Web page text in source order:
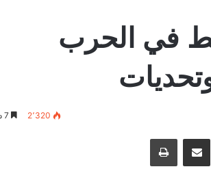
في الحرب
2٬320
لينكدإن